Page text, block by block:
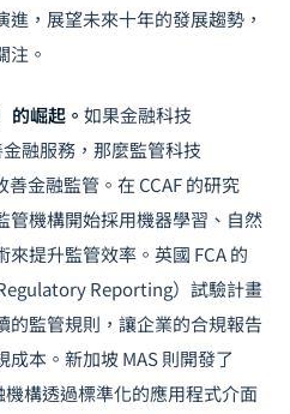
，展望未來十年的發展趨勢，
注。
的崛起。 如果金融科技
金融服務，那麼監管科技
善金融監管。在 CCAF 的研究
管機構開始採用機器學習、自然
提升監管效率。英國 FCA 的
Reporting）試驗計畫
監管規則，讓企業的合規報告
本。新加坡 MAS 則開發了
機構透過標準化的應用程式介面